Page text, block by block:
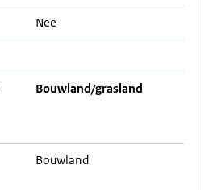
Nee
Bouwland/grasland
Bouwland